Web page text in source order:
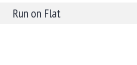
Run on Flat